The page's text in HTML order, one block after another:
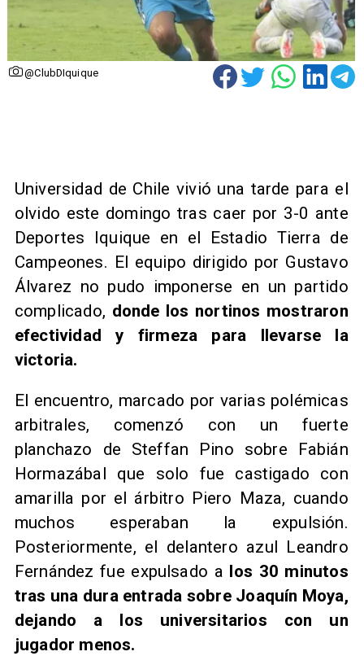
@ClubDIquique
Universidad de Chile vivió una tarde para el
olvido este domingo tras caer por 3-0 ante
Deportes Iquique en el Estadio Tierra de
Campeones. El equipo dirigido por Gustavo
Álvarez no pudo imponerse en un partido
complicado, donde los nortinos mostraron
efectividad y firmeza para llevarse la
victoria.
El encuentro, marcado por varias polémicas
arbitrales, comenzó con un fuerte
planchazo de Steffan Pino sobre Fabián
Hormazábal que solo fue castigado con
amarilla por el árbitro Piero Maza, cuando
muchos esperaban la expulsión.
Posteriormente, el delantero azul Leandro
Fernández fue expulsado a los 30 minutos
tras una dura entrada sobre Joaquín Moya,
dejando a los universitarios con un
jugador menos.